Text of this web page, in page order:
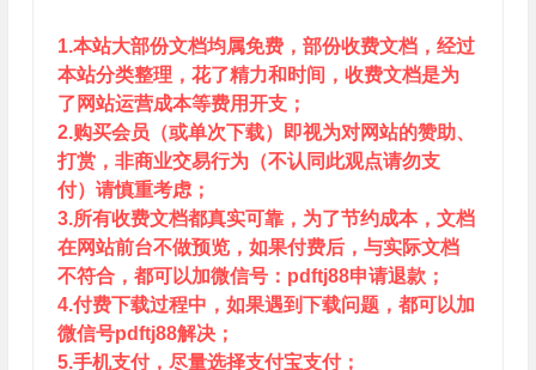
1.本站大部份文档均属免费，部份收费文档，经过
本站分类整理，花了精力和时间，收费文档是为
了网站运营成本等费用开支；
2.购买会员（或单次下载）即视为对网站的赞助、
打赏，非商业交易行为（不认同此观点请勿支
付）请慎重考虑；
3.所有收费文档都真实可靠，为了节约成本，文档
在网站前台不做预览，如果付费后，与实际文档
不符合，都可以加微信号：pdftj88申请退款；
4.付费下载过程中，如果遇到下载问题，都可以加
微信号pdftj88解决；
5.手机支付，尽量选择支付宝支付；